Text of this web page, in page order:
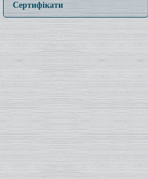
Сертифікати